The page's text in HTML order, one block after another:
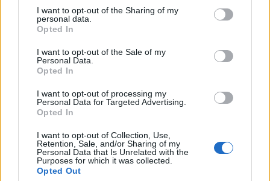
not limited to your visit or usage behaviour. You may click to
grant or deny consent to Google and its third-party tags to
use your data for below specified purposes in below Google
consent section.
I want to opt-out of the Sharing of my
personal data.
Opted In
I want to opt-out of the Sale of my
Personal Data.
Opted In
I want to opt-out of processing my
Personal Data for Targeted Advertising.
Opted In
I want to opt-out of Collection, Use,
Retention, Sale, and/or Sharing of my
Personal Data that Is Unrelated with the
Purposes for which it was collected.
Opted Out
Gyáróriások. Nem kell hozzá tévé, csak két
kattintás.Más. A LEGO.com-on folyamatban van egy
TECHNIC verseny (Take the Challenge). Az egyik
versenyző (balu_kabalu13) szerintem nem más, mint
rendszeres olvasónk, kommentelőnk és lelkes
kritkusunk, balukabalu. Megérdemel tőlünk is pár…
Olvasó játszik: 8192 Lime Racer
I. Alapadatok Neve: Lime Racer Sorozatszám: 8192
Témakör: Racers Altéma: Tiny Turbos Kiadás